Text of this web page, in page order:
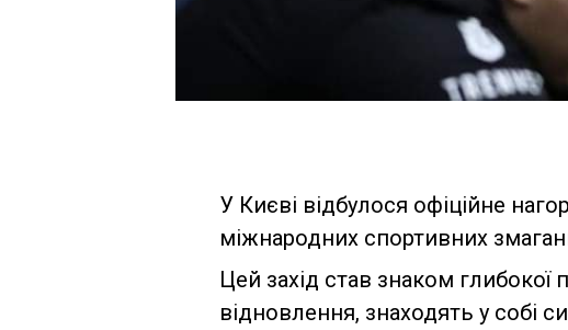
У Києві відбулося офіційне
міжнародних спортивних
Цей захід став знаком
відновлення, знаходять у собі